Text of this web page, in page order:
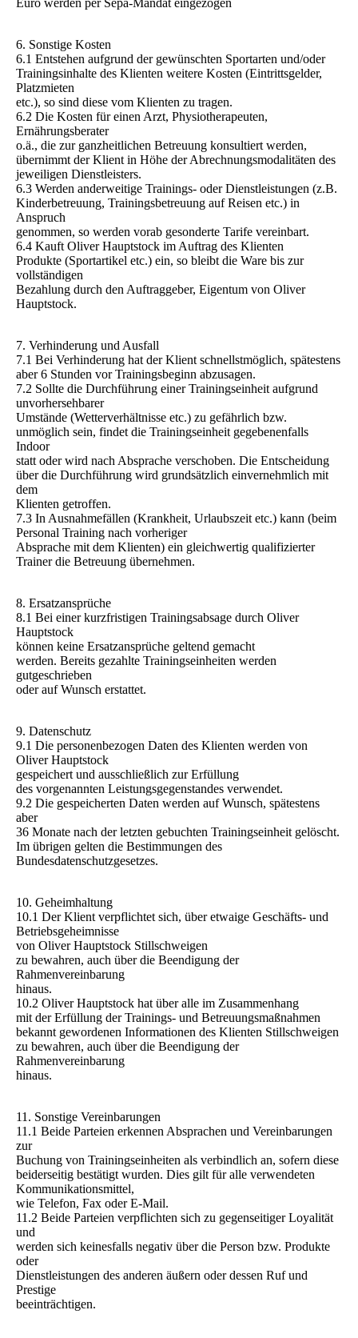
Euro werden per Sepa-Mandat eingezogen
6. Sonstige Kosten
6.1 Entstehen aufgrund der gewünschten Sportarten und/oder
Trainingsinhalte des Klienten weitere Kosten (Eintrittsgelder,
Platzmieten
etc.), so sind diese vom Klienten zu tragen.
6.2 Die Kosten für einen Arzt, Physiotherapeuten,
Ernährungsberater
o.ä., die zur ganzheitlichen Betreuung konsultiert werden,
übernimmt der Klient in Höhe der Abrechnungsmodalitäten des
jeweiligen Dienstleisters.
6.3 Werden anderweitige Trainings- oder Dienstleistungen (z.B.
Kinderbetreuung, Trainingsbetreuung auf Reisen etc.) in
Anspruch
genommen, so werden vorab gesonderte Tarife vereinbart.
6.4 Kauft Oliver Hauptstock im Auftrag des Klienten
Produkte (Sportartikel etc.) ein, so bleibt die Ware bis zur
vollständigen
Bezahlung durch den Auftraggeber, Eigentum von Oliver
Hauptstock.
7. Verhinderung und Ausfall
7.1 Bei Verhinderung hat der Klient schnellstmöglich, spätestens
aber 6 Stunden vor Trainingsbeginn abzusagen.
7.2 Sollte die Durchführung einer Trainingseinheit aufgrund
unvorhersehbarer
Umstände (Wetterverhältnisse etc.) zu gefährlich bzw.
unmöglich sein, findet die Trainingseinheit gegebenenfalls
Indoor
statt oder wird nach Absprache verschoben. Die Entscheidung
über die Durchführung wird grundsätzlich einvernehmlich mit
dem
Klienten getroffen.
7.3 In Ausnahmefällen (Krankheit, Urlaubszeit etc.) kann (beim
Personal Training nach vorheriger
Absprache mit dem Klienten) ein gleichwertig qualifizierter
Trainer die Betreuung übernehmen.
8. Ersatzansprüche
8.1 Bei einer kurzfristigen Trainingsabsage durch Oliver
Hauptstock
können keine Ersatzansprüche geltend gemacht
werden. Bereits gezahlte Trainingseinheiten werden
gutgeschrieben
oder auf Wunsch erstattet.
9. Datenschutz
9.1 Die personenbezogen Daten des Klienten werden von
Oliver Hauptstock
gespeichert und ausschließlich zur Erfüllung
des vorgenannten Leistungsgegenstandes verwendet.
9.2 Die gespeicherten Daten werden auf Wunsch, spätestens
aber
36 Monate nach der letzten gebuchten Trainingseinheit gelöscht.
Im übrigen gelten die Bestimmungen des
Bundesdatenschutzgesetzes.
10. Geheimhaltung
10.1 Der Klient verpflichtet sich, über etwaige Geschäfts- und
Betriebsgeheimnisse
von Oliver Hauptstock Stillschweigen
zu bewahren, auch über die Beendigung der
Rahmenvereinbarung
hinaus.
10.2 Oliver Hauptstock hat über alle im Zusammenhang
mit der Erfüllung der Trainings- und Betreuungsmaßnahmen
bekannt gewordenen Informationen des Klienten Stillschweigen
zu bewahren, auch über die Beendigung der
Rahmenvereinbarung
hinaus.
11. Sonstige Vereinbarungen
11.1 Beide Parteien erkennen Absprachen und Vereinbarungen
zur
Buchung von Trainingseinheiten als verbindlich an, sofern diese
beiderseitig bestätigt wurden. Dies gilt für alle verwendeten
Kommunikationsmittel,
wie Telefon, Fax oder E-Mail.
11.2 Beide Parteien verpflichten sich zu gegenseitiger Loyalität
und
werden sich keinesfalls negativ über die Person bzw. Produkte
oder
Dienstleistungen des anderen äußern oder dessen Ruf und
Prestige
beeinträchtigen.